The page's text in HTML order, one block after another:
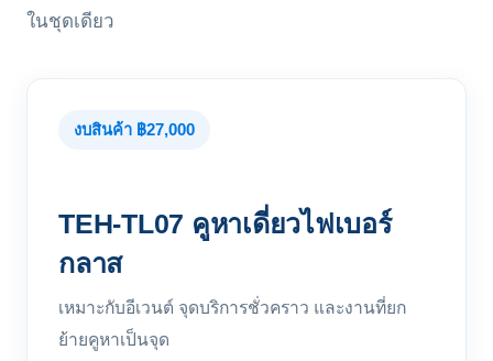
ในชุดเดียว
งบสินค้า ฿27,000
TEH-TL07 คูหาเดี่ยวไฟเบอร์
กลาส
เหมาะกับอีเวนต์ จุดบริการชั่วคราว และงานที่ยก
ย้ายคูหาเป็นจุด